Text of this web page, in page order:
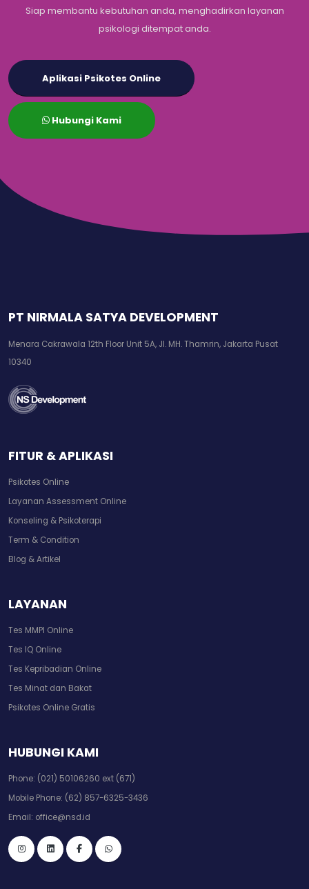
Siap membantu kebutuhan anda, menghadirkan layanan
psikologi ditempat anda.
Aplikasi Psikotes Online
Hubungi Kami
PT NIRMALA SATYA DEVELOPMENT
Menara Cakrawala 12th Floor Unit 5A, Jl. MH. Thamrin, Jakarta Pusat
10340
FITUR & APLIKASI
Psikotes Online
Layanan Assessment Online
Konseling & Psikoterapi
Term & Condition
Blog & Artikel
LAYANAN
Tes MMPI Online
Tes IQ Online
Tes Kepribadian Online
Tes Minat dan Bakat
Psikotes Online Gratis
HUBUNGI KAMI
Phone: (021) 50106260 ext (671)
Mobile Phone: (62) 857-6325-3436
Email: office@nsd.id